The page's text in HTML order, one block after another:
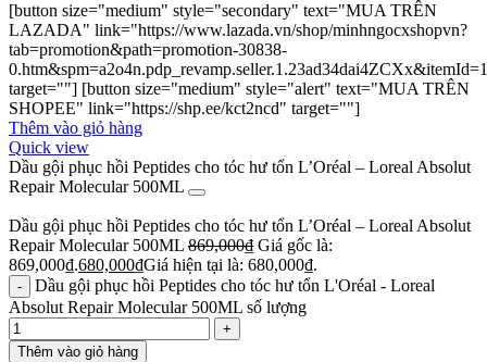
[button size="medium" style="secondary" text="MUA TRÊN
LAZADA" link="https://www.lazada.vn/shop/minhngocxshopvn?
tab=promotion&path=promotion-30838-
target=""] [button size="medium" style="alert" text="MUA TRÊN
SHOPEE" link="https://shp.ee/kct2ncd" target=""]
Thêm vào giỏ hàng
Quick view
Dầu gội phục hồi Peptides cho tóc hư tổn L’Oréal – Loreal Absolut
Repair Molecular 500ML
Dầu gội phục hồi Peptides cho tóc hư tổn L’Oréal – Loreal Absolut
Repair Molecular 500ML 869,000₫ Giá gốc là:
869,000₫.680,000₫Giá hiện tại là: 680,000₫.
Dầu gội phục hồi Peptides cho tóc hư tổn L'Oréal - Loreal
Absolut Repair Molecular 500ML số lượng
Thêm vào giỏ hàng